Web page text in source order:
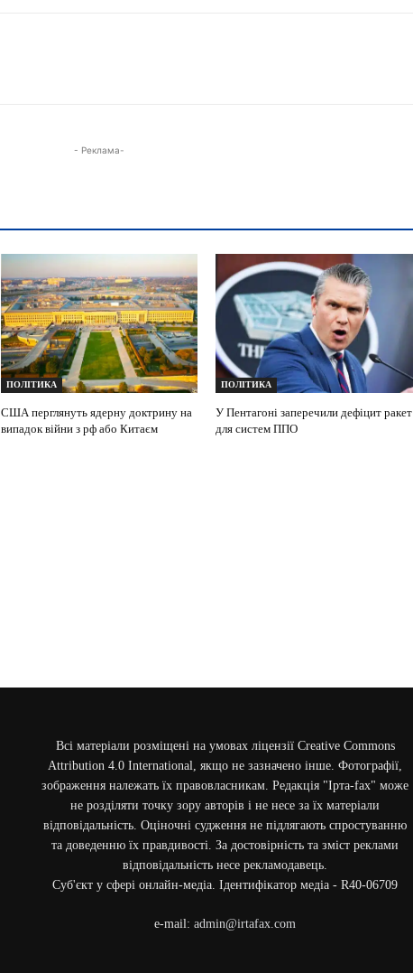
- Реклама-
ПОЛІТИКА
США перглянуть ядерну доктрину на
випадок війни з рф або Китаєм
ПОЛІТИКА
У Пентагоні заперечили дефіцит ракет
для систем ППО
Всі матеріали розміщені на умовах ліцензії Creative Commons
Attribution 4.0 International, якщо не зазначено інше. Фотографії,
зображення належать їх правовласникам. Редакція "Ірта-fax" може
не розділяти точку зору авторів і не несе за їх матеріали
відповідальність. Оціночні судження не підлягають спростуванню
та доведенню їх правдивості. За достовірність та зміст реклами
відповідальність несе рекламодавець.
Cуб'єкт у сфері онлайн-медіа. Ідентифікатор медіа - R40-06709
e-mail: admin@irtafax.com